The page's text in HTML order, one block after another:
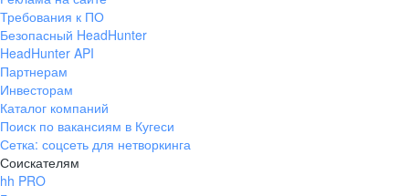
Требования к ПО
Безопасный HeadHunter
HeadHunter API
Партнерам
Инвесторам
Каталог компаний
Поиск по вакансиям в Кугеси
Сетка: соцсеть для нетворкинга
Соискателям
hh PRO